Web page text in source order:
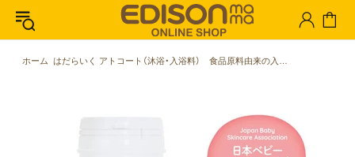
ホーム はだらいく アトコート（沐浴・入浴料） 食品原料由来の入浴料